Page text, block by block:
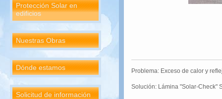
Protección Solar en
edificios
Nuestras Obras
Dónde estamos
Solicitud de información
Problema: Exceso de calor y
Solución: Lámina "Solar-Check"